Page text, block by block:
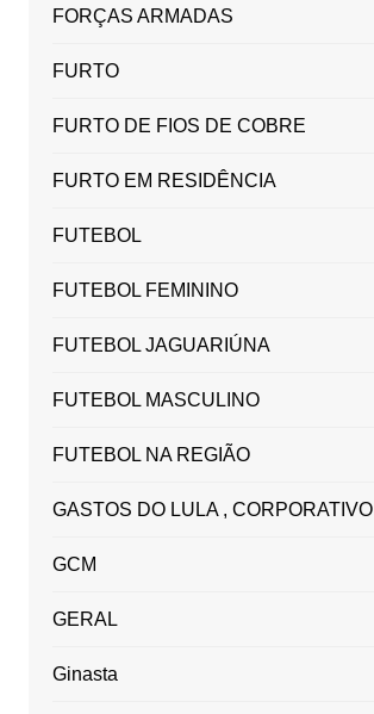
FORÇAS ARMADAS
FURTO
FURTO DE FIOS DE COBRE
FURTO EM RESIDÊNCIA
FUTEBOL
FUTEBOL FEMININO
FUTEBOL JAGUARIÚNA
FUTEBOL MASCULINO
FUTEBOL NA REGIÃO
GASTOS DO LULA , CORPORATIVO
GCM
GERAL
Ginasta